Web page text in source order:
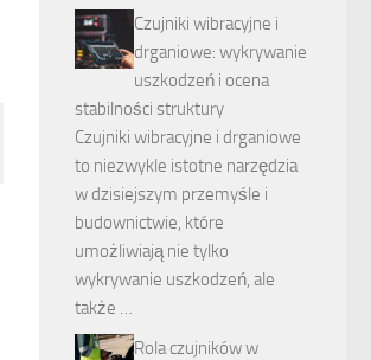
Czujniki wibracyjne i
drganiowe: wykrywanie
uszkodzeń i ocena
stabilności struktury
Czujniki wibracyjne i drganiowe
to niezwykle istotne narzędzia
w dzisiejszym przemyśle i
budownictwie, które
umożliwiają nie tylko
wykrywanie uszkodzeń, ale
także …
Rola czujników w